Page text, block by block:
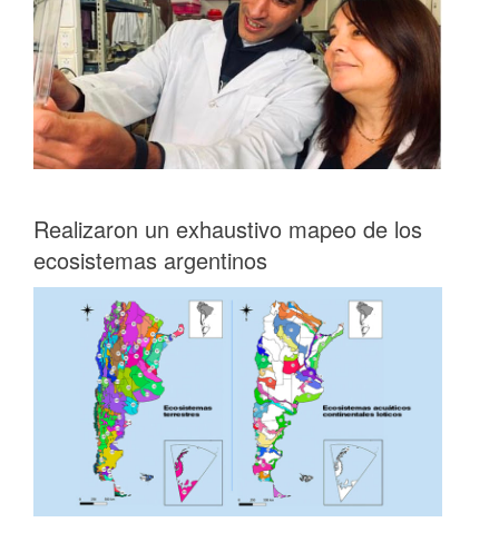
Realizaron un exhaustivo mapeo de los
ecosistemas argentinos